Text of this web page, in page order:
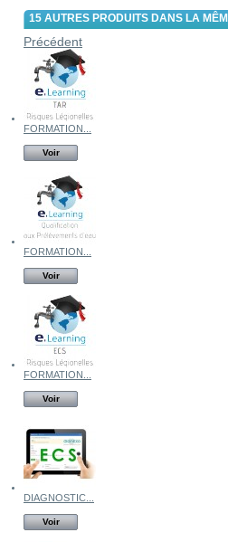
15 AUTRES PRODUITS DANS LA
Précédent
FORMATION...
Voir
FORMATION...
Voir
FORMATION...
Voir
DIAGNOSTIC...
Voir